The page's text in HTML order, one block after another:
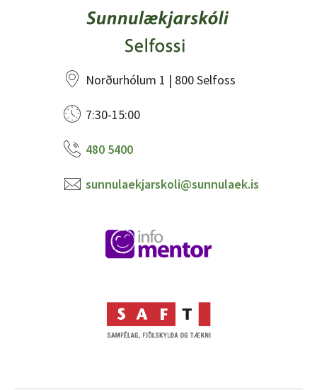
Norðurhólum 1 | 800 Selfoss
7:30-15:00
480 5400
sunnulaekjarskoli@sunnulaek.is